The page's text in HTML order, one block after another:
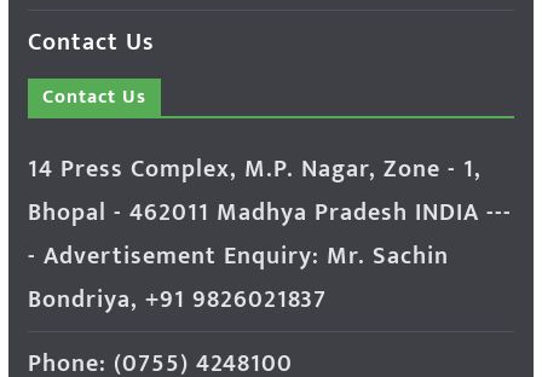
Contact Us
Contact Us
14 Press Complex, M.P. Nagar, Zone - 1,
Bhopal - 462011 Madhya Pradesh INDIA ---
- Advertisement Enquiry: Mr. Sachin
Bondriya, +91 9826021837
Phone: (0755) 4248100